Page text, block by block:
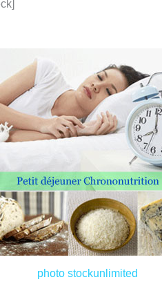
photo stockunlimited